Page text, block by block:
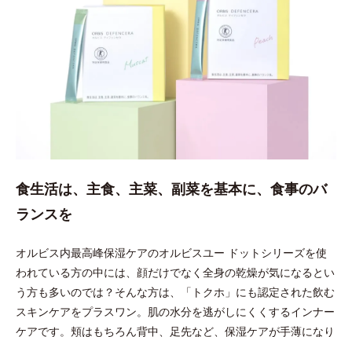
食生活は、主食、主菜、副菜を基本に、食事のバ
ランスを
オルビス内最高峰保湿ケアのオルビスユー ドットシリーズを使
われている方の中には、顔だけでなく全身の乾燥が気になるとい
う方も多いのでは？そんな方は、「トクホ」にも認定された飲む
スキンケアをプラスワン。肌の水分を逃がしにくくするインナー
ケアです。頬はもちろん背中、足先など、保湿ケアが手薄になり